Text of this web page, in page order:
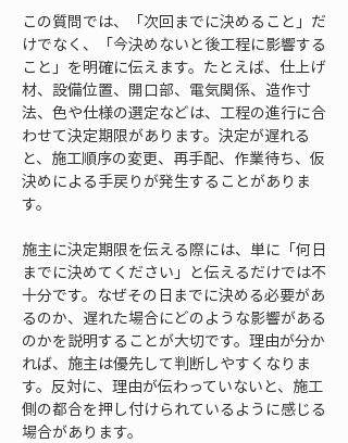
この質問では、「次回までに決めること」だ
けでなく、「今決めないと後工程に影響する
こと」を明確に伝えます。たとえば、仕上げ
材、設備位置、開口部、電気関係、造作寸
法、色や仕様の選定などは、工程の進行に合
わせて決定期限があります。決定が遅れる
と、施工順序の変更、再手配、作業待ち、仮
決めによる手戻りが発生することがありま
す。
施主に決定期限を伝える際には、単に「何日
までに決めてください」と伝えるだけでは不
十分です。なぜその日までに決める必要があ
るのか、遅れた場合にどのような影響がある
のかを説明することが大切です。理由が分か
れば、施主は優先して判断しやすくなりま
す。反対に、理由が伝わっていないと、施工
側の都合を押し付けられているように感じる
場合があります。